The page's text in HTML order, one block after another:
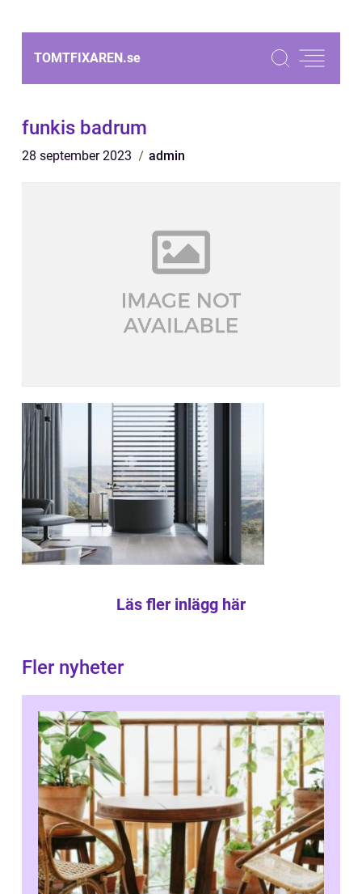
TOMTFIXAREN.se
funkis badrum
28 september 2023 admin
Läs fler inlägg här
Fler nyheter